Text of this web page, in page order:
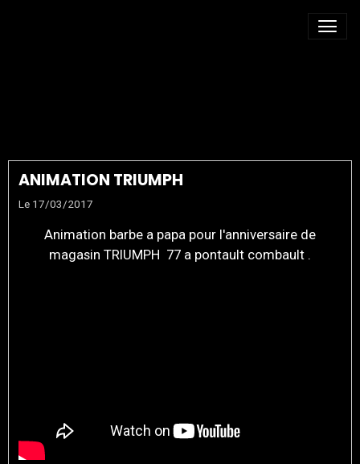
ANIMATION TRIUMPH
Le 17/03/2017
Animation barbe a papa pour l'anniversaire de
magasin TRIUMPH 77 a pontault combault .